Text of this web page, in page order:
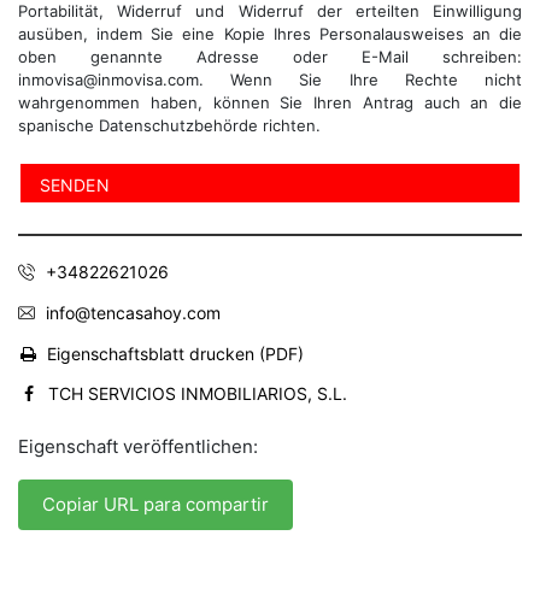
Portabilität, Widerruf und Widerruf der erteilten Einwilligung
ausüben, indem Sie eine Kopie Ihres Personalausweises an die
oben genannte Adresse oder E-Mail schreiben:
inmovisa@inmovisa.com. Wenn Sie Ihre Rechte nicht
wahrgenommen haben, können Sie Ihren Antrag auch an die
spanische Datenschutzbehörde richten.
+34822621026
info@tencasahoy.com
Eigenschaftsblatt drucken (PDF)
TCH SERVICIOS INMOBILIARIOS, S.L.
Eigenschaft veröffentlichen:
Copiar URL para compartir